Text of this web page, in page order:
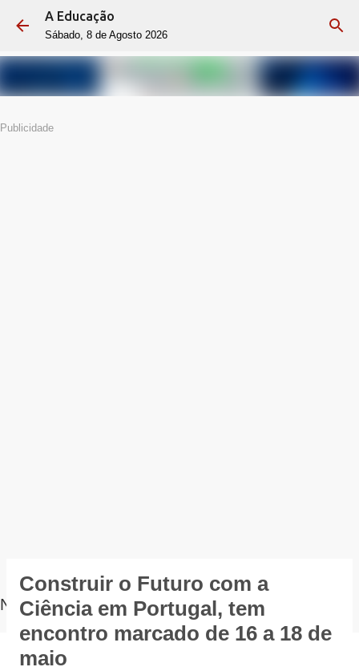
Avançar para o conteúdo principal
A Educação
Sábado, 8 de Agosto 2026
Publicidade
NOTÍCIAS
Construir o Futuro com a
Ciência em Portugal, tem
encontro marcado de 16 a 18 de
maio